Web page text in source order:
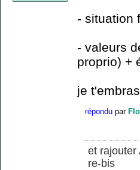
- situation
- valeurs
proprio) +
je
répondu par
et rajouter
re-bis